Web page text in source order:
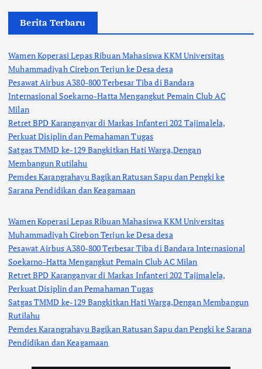
Berita Terbaru
Wamen Koperasi Lepas Ribuan Mahasiswa KKM Universitas
Muhammadiyah Cirebon Terjun ke Desa desa
Pesawat Airbus A380-800 Terbesar Tiba di Bandara
Internasional Soekarno-Hatta Mengangkut Pemain Club AC
Milan
Retret BPD Karanganyar di Markas Infanteri 202 Tajimalela,
Perkuat Disiplin dan Pemahaman Tugas
Satgas TMMD ke-129 Bangkitkan Hati Warga,Dengan
Membangun Rutilahu
Pemdes Karangrahayu Bagikan Ratusan Sapu dan Pengki ke
Sarana Pendidikan dan Keagamaan
Wamen Koperasi Lepas Ribuan Mahasiswa KKM Universitas
Muhammadiyah Cirebon Terjun ke Desa desa
Pesawat Airbus A380-800 Terbesar Tiba di Bandara Internasional
Soekarno-Hatta Mengangkut Pemain Club AC Milan
Retret BPD Karanganyar di Markas Infanteri 202 Tajimalela,
Perkuat Disiplin dan Pemahaman Tugas
Satgas TMMD ke-129 Bangkitkan Hati Warga,Dengan Membangun
Rutilahu
Pemdes Karangrahayu Bagikan Ratusan Sapu dan Pengki ke Sarana
Pendidikan dan Keagamaan